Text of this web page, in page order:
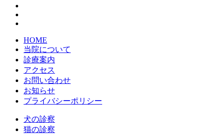
HOME
当院について
診療案内
アクセス
お問い合わせ
お知らせ
プライバシーポリシー
犬の診察
猫の診察